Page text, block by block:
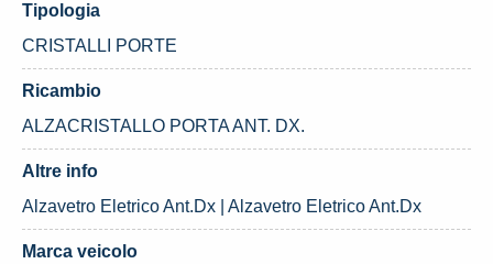
Tipologia
CRISTALLI PORTE
Ricambio
ALZACRISTALLO PORTA ANT. DX.
Altre info
Alzavetro Eletrico Ant.Dx | Alzavetro Eletrico Ant.Dx
Marca veicolo